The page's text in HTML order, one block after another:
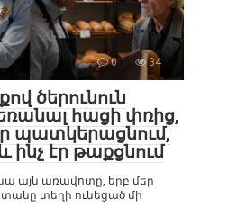
0 34
ծերունուն
հացի փռից,
պատկերացնում,
ինչ էր թաքցնում
այն առավոտը, երբ մեր
տեղի ունեցած մի